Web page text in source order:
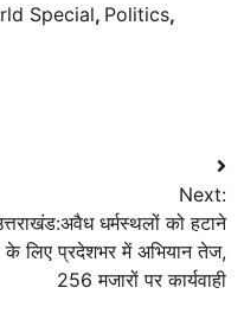
Special, Politics,
Next:
धर्मस्थलों को हटाने
के लिए प्रदेशभर में अभियान तेज,
256 मजारों पर कार्यवाही